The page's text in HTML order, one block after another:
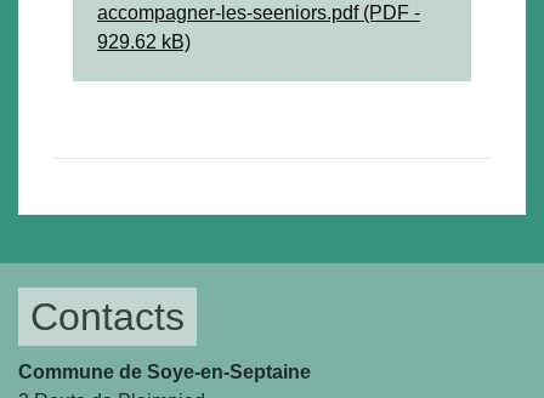
accompagner-les-seeniors.pdf (PDF -
929.62 kB)
Contacts
Commune de Soye-en-Septaine